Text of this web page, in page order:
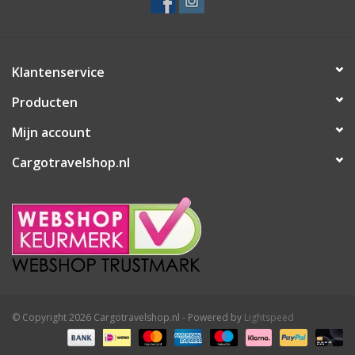
Klantenservice
Producten
Mijn account
Cargotravelshop.nl
© Copyright 2026 Cargotravelshop.nl - Powered by Lightspeed